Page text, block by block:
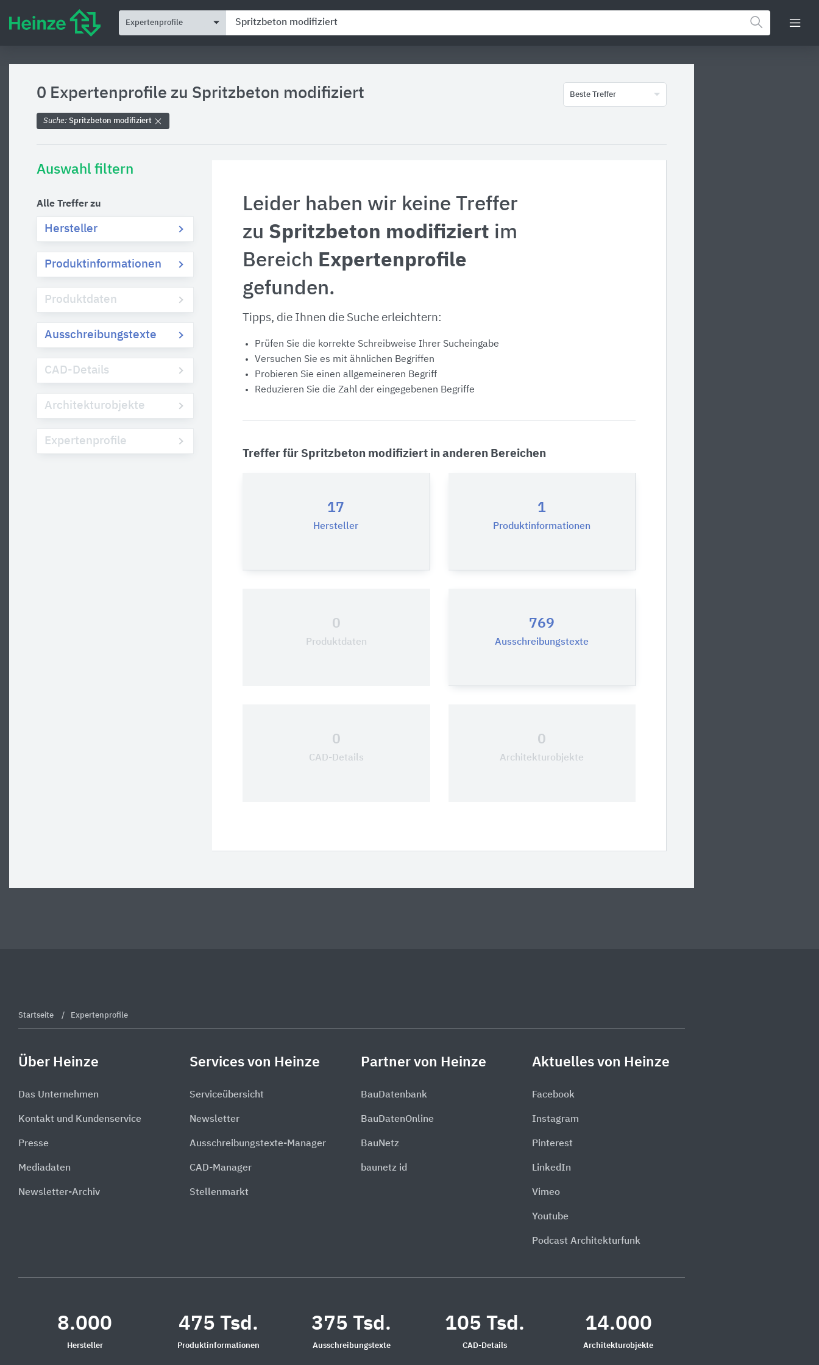
Expertenprofile
0 Expertenprofile zu Spritzbeton modifiziert Beste Treffer
Suche: Spritzbeton modifiziert
Auswahl filtern
Alle Treffer zu
Hersteller
Produktinformationen
Produktdaten
Ausschreibungstexte
CAD-Details
Architekturobjekte
Expertenprofile
Leider haben wir keine Treffer
zu Spritzbeton modifiziert im
Bereich Expertenprofile
gefunden.
Tipps, die Ihnen die Suche erleichtern:
Prüfen Sie die korrekte Schreibweise Ihrer Sucheingabe
Versuchen Sie es mit ähnlichen Begriffen
Probieren Sie einen allgemeineren Begriff
Reduzieren Sie die Zahl der eingegebenen Begriffe
Treffer für Spritzbeton modifiziert in anderen Bereichen
17
Hersteller
1
Produktinformationen
0
Produktdaten
769
Ausschreibungstexte
0
CAD-Details
0
Architekturobjekte
Startseite Expertenprofile
Über Heinze
Das Unternehmen
Kontakt und Kundenservice
Presse
Mediadaten
Newsletter-Archiv
Services von Heinze
Serviceübersicht
Newsletter
Ausschreibungstexte-Manager
CAD-Manager
Stellenmarkt
Partner von Heinze
BauDatenbank
BauDatenOnline
BauNetz
baunetz id
Aktuelles von Heinze
Facebook
Instagram
Pinterest
LinkedIn
Vimeo
Youtube
Podcast Architekturfunk
8.000
Hersteller
475 Tsd.
Produktinformationen
375 Tsd.
Ausschreibungstexte
105 Tsd.
CAD-Details
14.000
Architekturobjekte